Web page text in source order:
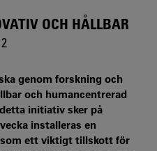
OCH HÅLLBAR
genom forskning och
och humancentrerad
initiativ sker på
installeras en
ett viktigt tillskott för